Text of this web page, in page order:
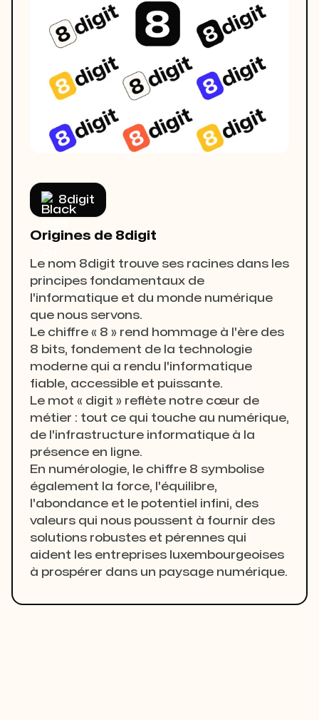
8digit
Origines de 8digit
Le nom 8digit trouve ses racines dans les
principes fondamentaux de
l'informatique et du monde numérique
que nous servons.
Le chiffre « 8 » rend hommage à l'ère des
8 bits, fondement de la technologie
moderne qui a rendu l'informatique
fiable, accessible et puissante.
Le mot « digit » reflète notre cœur de
métier : tout ce qui touche au numérique,
de l'infrastructure informatique à la
présence en ligne.
En numérologie, le chiffre 8 symbolise
également la force, l'équilibre,
l'abondance et le potentiel infini, des
valeurs qui nous poussent à fournir des
solutions robustes et pérennes qui
aident les entreprises luxembourgeoises
à prospérer dans un paysage numérique.